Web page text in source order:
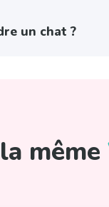
un chat ?
même